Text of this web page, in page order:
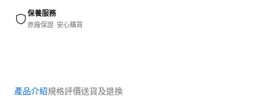
保養服務
原廠保證 · 安心購買
產品介紹規格評價送貨及退換